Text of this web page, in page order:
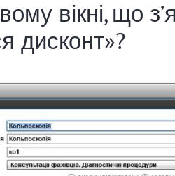
вікні, що
дисконт»?